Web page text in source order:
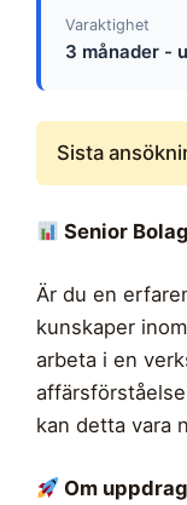
Varaktighet
3 månader -
Sista
Senior
Är du en
kunskaper
arbeta i en
kan detta vara
Om